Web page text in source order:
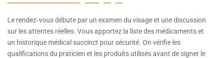
Le rendez‑vous débute par un examen du visage et une discussion
sur les attentes réelles. Vous apportez la liste des médicaments et
un historique médical succinct pour sécurité. On vérifie les
qualifications du praticien et les produits utilisés avant de signer le